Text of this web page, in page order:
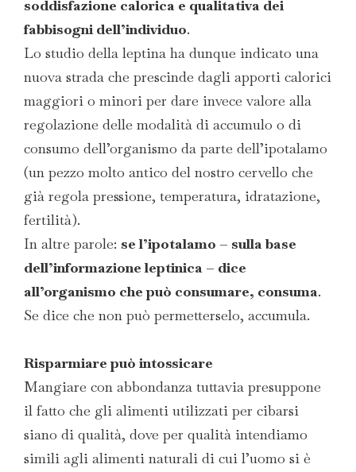
soddisfazione calorica e qualitativa dei
fabbisogni dell’individuo.
Lo studio della leptina ha dunque indicato una
nuova strada che prescinde dagli apporti calorici
maggiori o minori per dare invece valore alla
regolazione delle modalità di accumulo o di
consumo dell’organismo da parte dell’ipotalamo
(un pezzo molto antico del nostro cervello che
già regola pressione, temperatura, idratazione,
fertilità).
In altre parole: se l’ipotalamo – sulla base
dell’informazione leptinica – dice
all’organismo che può consumare, consuma.
Se dice che non può permetterselo, accumula.
Risparmiare può intossicare
Mangiare con abbondanza tuttavia presuppone
il fatto che gli alimenti utilizzati per cibarsi
siano di qualità, dove per qualità intendiamo
simili agli alimenti naturali di cui l’uomo si è